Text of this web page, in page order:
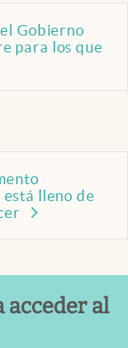
Gobierno
para los que
lleno de
acceder al